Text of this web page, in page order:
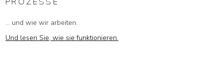
... und wie wir arbeiten.
Und lesen Sie, wie sie funktionieren.